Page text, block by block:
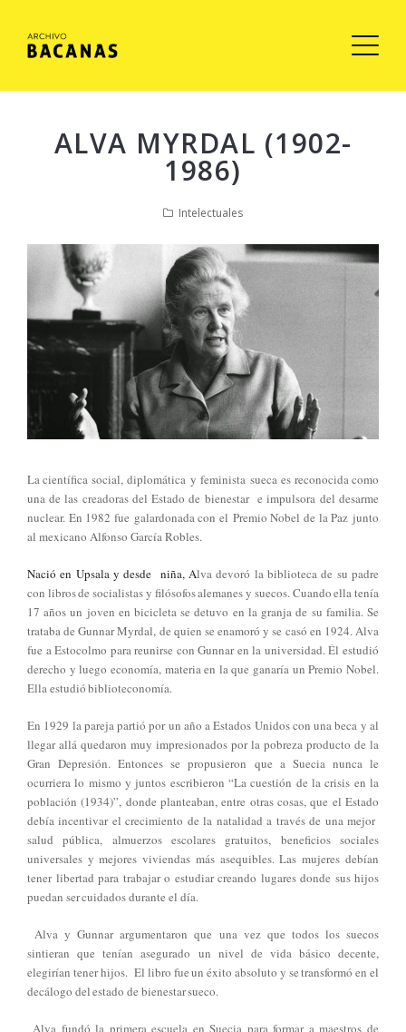
ALVA MYRDAL (1902-
1986)
Intelectuales
La científica social, diplomática yfeminista sueca es reconocida como
una de las creadoras del Estado de bienestar e impulsora del desarme
nuclear. En 1982 fue galardonada con el Premio Nobel de la Paz junto
al mexicano Alfonso García Robles.
Nació en Upsala y desde niña, Alva devoró la biblioteca de su padre
con libros de socialistas y filósofos alemanes y suecos. Cuando ella tenía
17 años un joven en bicicleta se detuvo en la granja de su familia. Se
trataba de Gunnar Myrdal, de quien se enamoró y se casó en 1924. Alva
fue a Estocolmo para reunirse con Gunnar en la universidad. Él estudió
derecho y luego economía, materia en la que ganaría un Premio Nobel.
Ella estudió biblioteconomía.
En 1929 la pareja partió por un año a Estados Unidos con una beca y al
llegar allá quedaron muy impresionados por la pobreza producto de la
Gran Depresión. Entonces se propusieron que a Suecia nunca le
ocurriera lo mismo y juntos escribieron “La cuestión de la crisis en la
población (1934)”, donde planteaban, entre otras cosas, que el Estado
debía incentivar el crecimiento de la natalidad a través de una mejor
salud pública, almuerzos escolares gratuitos, beneficios sociales
universales y mejores viviendas más asequibles. Las mujeres debían
tener libertad para trabajar o estudiar creando lugares donde sus hijos
puedan ser cuidados durante el día.
Alva y Gunnar argumentaron que una vez que todos los suecos
sintieran que tenían asegurado un nivel de vida básico decente,
elegirían tener hijos. El libro fue un éxito absoluto y se transformó en el
decálogo del estado de bienestar sueco.
Alva fundó la primera escuela en Suecia para formar a maestros de